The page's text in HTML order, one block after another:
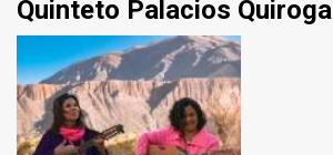
Quinteto Palacios Quiroga